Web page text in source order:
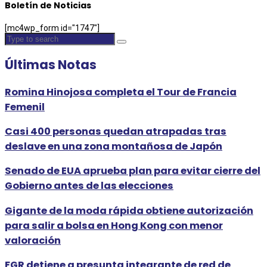
Boletín de Noticias
[mc4wp_form id="1747"]
Últimas Notas
Romina Hinojosa completa el Tour de Francia
Femenil
Casi 400 personas quedan atrapadas tras
deslave en una zona montañosa de Japón
Senado de EUA aprueba plan para evitar cierre del
Gobierno antes de las elecciones
Gigante de la moda rápida obtiene autorización
para salir a bolsa en Hong Kong con menor
valoración